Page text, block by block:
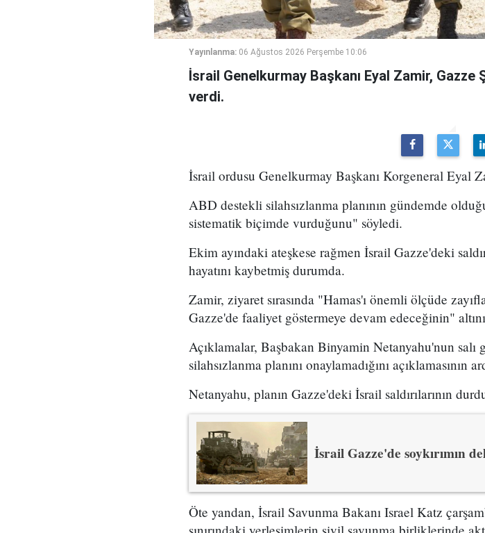
Yayınlanma: 06 Ağustos 2026 Perşembe 10:06
İsrail Genelkurmay Başkanı Eyal Zamir,
verdi.
İsrail ordusu Genelkurmay Başkanı Korgeneral Eyal
ABD destekli silahsızlanma planının gündemde
sistematik biçimde vurduğunu" söyledi.
Ekim ayındaki ateşkese rağmen İsrail Gazze'deki
hayatını kaybetmiş durumda.
Zamir, ziyaret sırasında "Hamas'ı önemli ölçüde
Gazze'de faaliyet göstermeye devam edeceğinin"
Açıklamalar, Başbakan Binyamin Netanyahu'nun
silahsızlanma planını onaylamadığını açıklamasının
Netanyahu, planın Gazze'deki İsrail saldırılarının
İsrail Gazze'de soykırımın
Öte yandan, İsrail Savunma Bakanı Israel Katz